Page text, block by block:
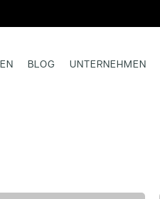
BLOG UNTERNEHMEN